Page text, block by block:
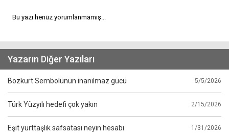
Bu yazı henüz yorumlanmamış...
Yazarın Diğer Yazıları
Bozkurt Sembolünün inanılmaz gücü 5/5/2026
Türk Yüzyılı hedefi çok yakın 2/15/2026
Eşit yurttaşlık safsatası neyin hesabı 1/31/2026